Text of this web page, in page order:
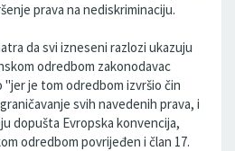
prava na nediskriminaciju.
da svi izneseni razlozi ukazuju
odredbom zakonodavac
je tom odredbom izvršio čin
svih navedenih prava, i
dopušta Evropska konvencija,
odredbom povrijeđen i član 17.